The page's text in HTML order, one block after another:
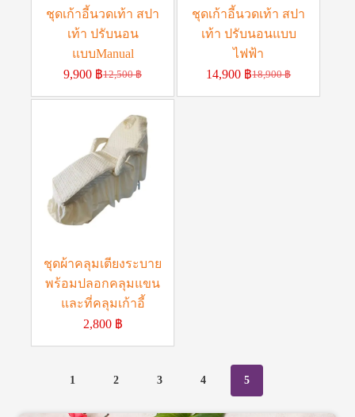
ชุดเก้าอี้นวดเท้า สปา
เท้า ปรับนอน
แบบManual
12,500฿
9,900 ฿
ชุดเก้าอี้นวดเท้า สปา
เท้า ปรับนอนแบบ
ไฟฟ้า
18,900฿
14,900 ฿
ชุดผ้าคลุมเตียงระบาย
พร้อมปลอกคลุมแขน
และที่คลุมเก้าอี้
2,800 ฿
1 2 3 4 5